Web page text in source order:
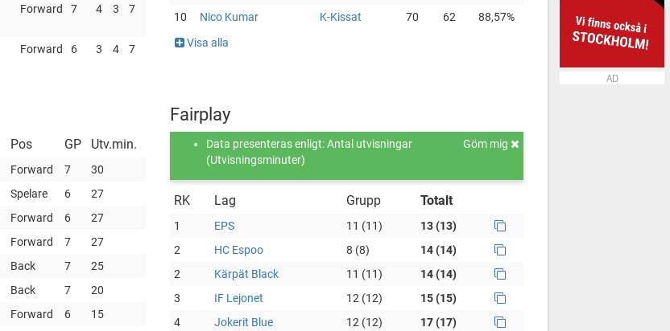
Forward 7 4 3 7
Forward 6 3 4
7
10
Nico Kumar K-Kissat 70 62
88,57%
Visa alla
Pos GP Utv.min.
Forward 7
30
Spelare 6
27
Forward 6
27
Forward 7
27
Back 7
25
Back 7
20
Forward 6
15
Fairplay
Göm mig
Data presenteras enligt: Antal utvisningar
(Utvisningsminuter)
RK Lag Grupp Totalt
1 EPS 11 (11)
13 (13)
2
HC Espoo 8 (8)
14 (14)
2
Kärpät Black 11 (11)
14 (14)
3
IF Lejonet 12 (12)
15 (15)
4
Jokerit Blue 12 (12)
17 (17)
AD